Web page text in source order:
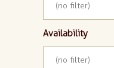
(no filter)
Availability
(no filter)